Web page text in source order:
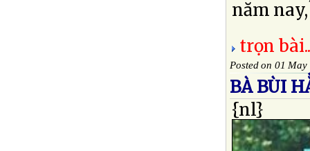
năm
trọn
Posted on 01 May
BÀ BÙI
{nl}